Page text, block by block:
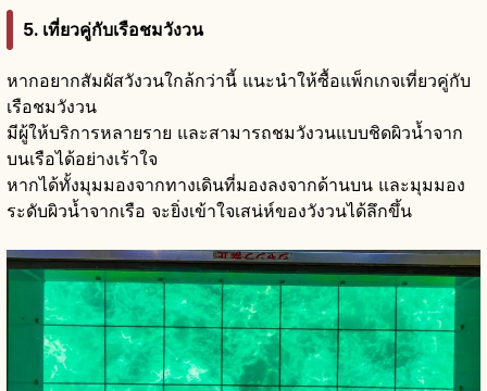
5. เที่ยวคู่กับเรือชมวังวน
หากอยากสัมผัสวังวนใกล้กว่านี้ แนะนำให้ซื้อแพ็กเกจเที่ยวคู่กับ
เรือชมวังวน
มีผู้ให้บริการหลายราย และสามารถชมวังวนแบบชิดผิวน้ำจาก
บนเรือได้อย่างเร้าใจ
หากได้ทั้งมุมมองจากทางเดินที่มองลงจากด้านบน และมุมมอง
ระดับผิวน้ำจากเรือ จะยิ่งเข้าใจเสน่ห์ของวังวนได้ลึกขึ้น